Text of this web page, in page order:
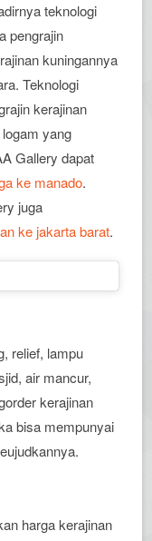
teknologi
pengrajin
kuningannya
Teknologi
kerajinan
yang
Gallery dapat
ke manado.
juga
ke jakarta barat.
relief, lampu
air mancur,
kerajinan
bisa mempunyai
harga kerajinan